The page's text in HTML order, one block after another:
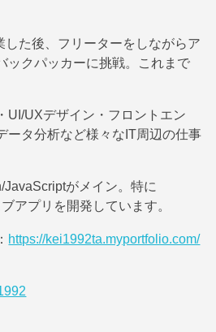
た後、フリーターをしながらア
ックパッカーに挑戦。これまで
UI/UXデザイン・フロントエン
ータ分析など様々なIT周辺の仕事
がメイン。特に
アプリを開発しています。
https://kei1992ta.myportfolio.com/